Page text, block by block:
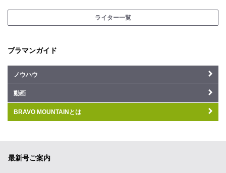
ライター一覧
ブラマンガイド
ノウハウ
動画
BRAVO MOUNTAINとは
最新号ご案内